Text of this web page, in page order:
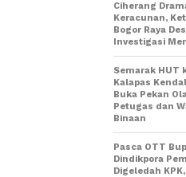
Ciherang
Keracunan,
Bogor Raya
Investigasi
Semarak HUT
Kalapas
Buka Pekan
Petugas dan
Binaan
Pasca OTT
Dindikpora
Digeledah